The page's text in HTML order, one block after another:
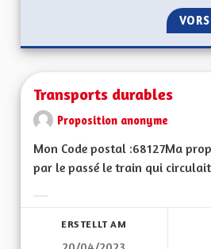
Transports durables
Proposition anonyme
Mon Code postal :68127Ma
par le passé le train qui
ERSTELLT AM